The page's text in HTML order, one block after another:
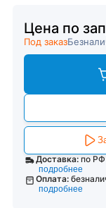
Цена по
Под заказ
Доставка: по РФ
подробнее
Оплата:
подробнее